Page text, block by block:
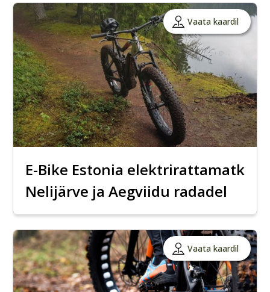
Vaata kaardil
E-Bike Estonia elektrirattamatk
Nelijärve ja Aegviidu radadel
Vaata kaardil